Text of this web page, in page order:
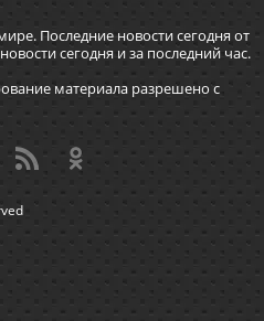
Последние новости сегодня от
сегодня и за последний час.
материала разрешено с